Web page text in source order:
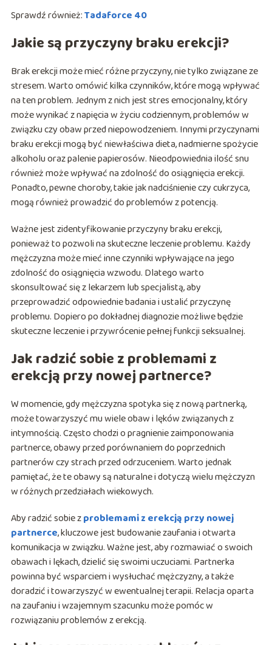
Sprawdź również:Tadaforce 40
Jakie są przyczyny braku erekcji?
Brak erekcji może mieć różne przyczyny, nie tylko związane ze
stresem. Warto omówić kilka czynników, które mogą wpływać
na ten problem. Jednym z nich jest stres emocjonalny, który
może wynikać z napięcia w życiu codziennym, problemów w
związku czy obaw przed niepowodzeniem. Innymi przyczynami
braku erekcji mogą być niewłaściwa dieta, nadmierne spożycie
alkoholu oraz palenie papierosów. Nieodpowiednia ilość snu
również może wpływać na zdolność do osiągnięcia erekcji.
Ponadto, pewne choroby, takie jak nadciśnienie czy cukrzyca,
mogą również prowadzić do problemów z potencją.
Ważne jest zidentyfikowanie przyczyny braku erekcji,
ponieważ to pozwoli na skuteczne leczenie problemu. Każdy
mężczyzna może mieć inne czynniki wpływające na jego
zdolność do osiągnięcia wzwodu. Dlatego warto
skonsultować się z lekarzem lub specjalistą, aby
przeprowadzić odpowiednie badania i ustalić przyczynę
problemu. Dopiero po dokładnej diagnozie możliwe będzie
skuteczne leczenie i przywrócenie pełnej funkcji seksualnej.
Jak radzić sobie z problemami z
erekcją przy nowej partnerce?
W momencie, gdy mężczyzna spotyka się z nową partnerką,
może towarzyszyć mu wiele obaw i lęków związanych z
intymnością. Często chodzi o pragnienie zaimponowania
partnerce, obawy przed porównaniem do poprzednich
partnerów czy strach przed odrzuceniem. Warto jednak
pamiętać, że te obawy są naturalne i dotyczą wielu mężczyzn
w różnych przedziałach wiekowych.
Aby radzić sobie zproblemami z erekcją przy nowej
partnerce, kluczowe jest budowanie zaufania i otwarta
komunikacja w związku. Ważne jest, aby rozmawiać o swoich
obawach i lękach, dzielić się swoimi uczuciami. Partnerka
powinna być wsparciem i wysłuchać mężczyzny, a także
doradzić i towarzyszyć w ewentualnej terapii. Relacja oparta
na zaufaniu i wzajemnym szacunku może pomóc w
rozwiązaniu problemów z erekcją.